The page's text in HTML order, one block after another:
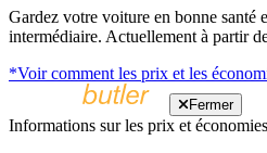
Gardez votre voiture en bonne santé
intermédiaire. Actuellement à partir
*Voir comment les prix et les
Fermer
Informations sur les prix et